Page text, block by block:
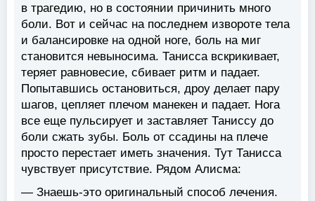
в трагедию, но в состоянии причинить много
боли. Вот и сейчас на последнем извороте тела
и балансировке на одной ноге, боль на миг
становится невыносима. Танисса вскрикивает,
теряет равновесие, сбивает ритм и падает.
Попытавшись остановиться, дроу делает пару
шагов, цепляет плечом манекен и падает. Нога
все еще пульсирует и заставляет Таниссу до
боли сжать зубы. Боль от ссадины на плече
просто перестает иметь значения. Тут Танисса
чувствует присутствие. Рядом Алисма:
— Знаешь-это оригинальный способ лечения.